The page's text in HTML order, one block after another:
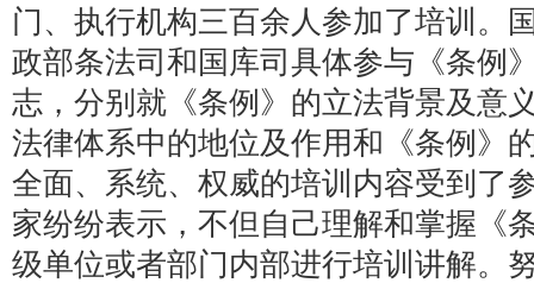
门、执行机构三百余人参加了培训。
政部条法司和国库司具体参与《条例
志，分别就《条例》的立法背景及意
法律体系中的地位及作用和《条例》
全面、系统、权威的培训内容受到了
家纷纷表示，不但自己理解和掌握《
级单位或者部门内部进行培训讲解。